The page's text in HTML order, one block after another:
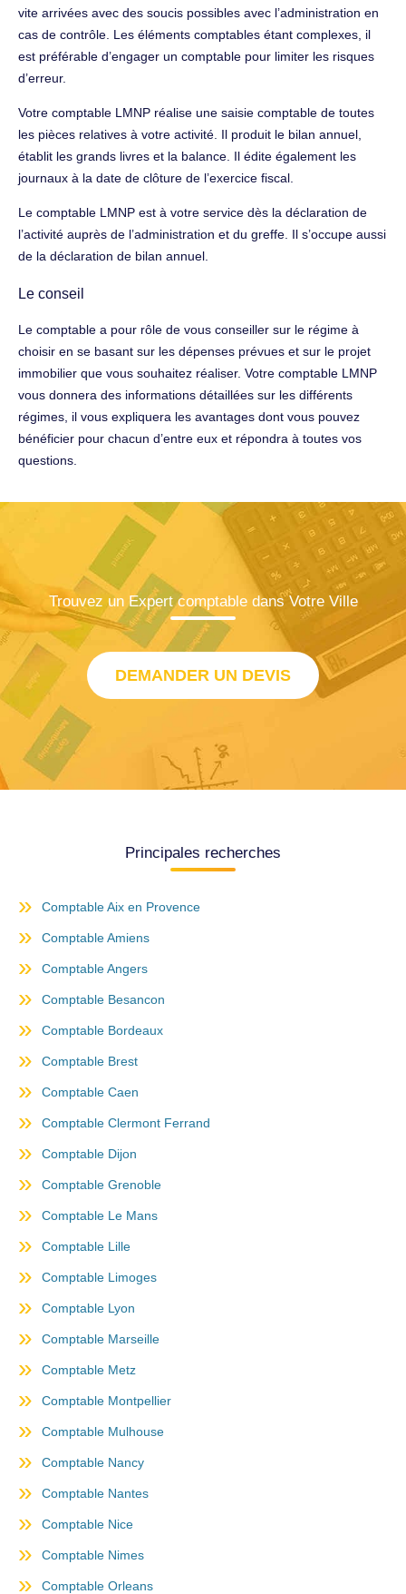
vite arrivées avec des soucis possibles avec l’administration en
cas de contrôle. Les éléments comptables étant complexes, il
est préférable d’engager un comptable pour limiter les risques
d’erreur.
Votre comptable LMNP réalise une saisie comptable de toutes
les pièces relatives à votre activité. Il produit le bilan annuel,
établit les grands livres et la balance. Il édite également les
journaux à la date de clôture de l’exercice fiscal.
Le comptable LMNP est à votre service dès la déclaration de
l’activité auprès de l’administration et du greffe. Il s’occupe aussi
de la déclaration de bilan annuel.
Le conseil
Le comptable a pour rôle de vous conseiller sur le régime à
choisir en se basant sur les dépenses prévues et sur le projet
immobilier que vous souhaitez réaliser. Votre comptable LMNP
vous donnera des informations détaillées sur les différents
régimes, il vous expliquera les avantages dont vous pouvez
bénéficier pour chacun d’entre eux et répondra à toutes vos
questions.
Trouvez un Expert comptable dans Votre Ville
DEMANDER UN DEVIS
Principales recherches
Comptable Aix en Provence
Comptable Amiens
Comptable Angers
Comptable Besancon
Comptable Bordeaux
Comptable Brest
Comptable Caen
Comptable Clermont Ferrand
Comptable Dijon
Comptable Grenoble
Comptable Le Mans
Comptable Lille
Comptable Limoges
Comptable Lyon
Comptable Marseille
Comptable Metz
Comptable Montpellier
Comptable Mulhouse
Comptable Nancy
Comptable Nantes
Comptable Nice
Comptable Nimes
Comptable Orleans